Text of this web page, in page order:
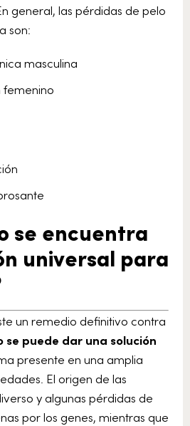
general, las pérdidas de pelo
son:
masculina
se encuentra
universal para
un remedio definitivo contra
se puede dar una solución
presente en una amplia
El origen de las
y algunas pérdidas de
por los genes, mientras que